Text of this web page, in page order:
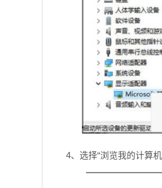
4、选择“浏览我的计算